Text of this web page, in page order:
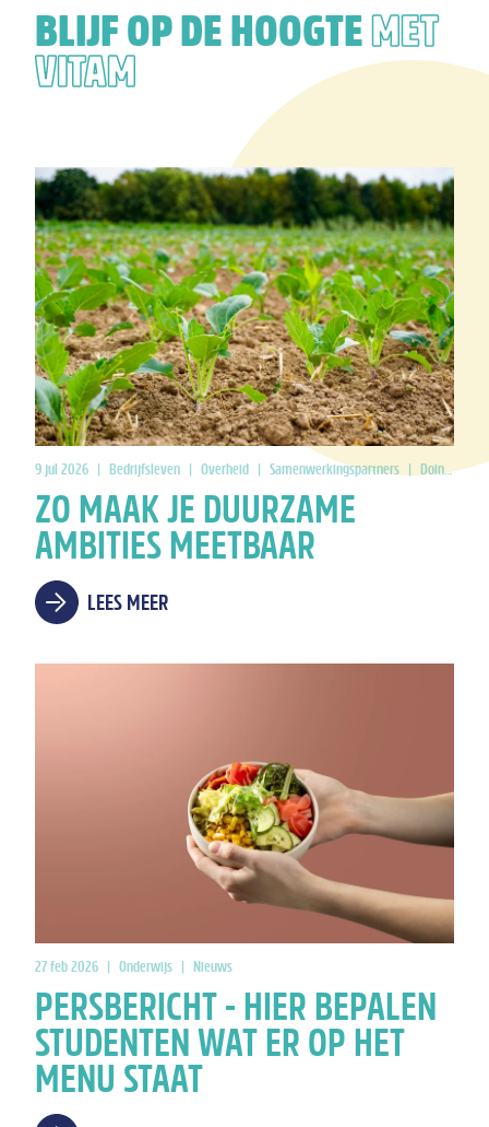
BLIJF OP DE HOOGTEMET
VITAM
9 jul 2026 | Bedrijfsleven | Overheid | Samenwerkingspartners | Doing Good
ZO MAAK JE DUURZAME
AMBITIES MEETBAAR
LEES MEER
27 feb 2026 | Onderwijs | Nieuws
PERSBERICHT - HIER BEPALEN
STUDENTEN WAT ER OP HET
MENU STAAT